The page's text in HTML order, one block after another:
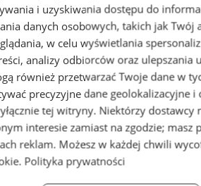
ran przewlekłych -
trudno gojących się ran |
i uzyskiwania dostępu do
danych osobowych, takich jak
w celu wyświetlania
analizy odbiorców oraz ulepszania
również przetwarzać Twoje dane w
precyzyjne dane geolokalizacyjne
tej witryny. Niektórzy dostawcy
interesie zamiast na zgodzie; masz
reklam. Możesz w każdej chwili
. Polityka prywatności